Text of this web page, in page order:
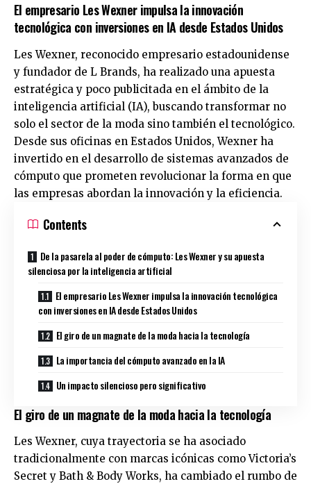
El empresario Les Wexner impulsa la innovación
tecnológica con inversiones en IA desde Estados Unidos
Les Wexner, reconocido empresario estadounidense
y fundador de L Brands, ha realizado una apuesta
estratégica y poco publicitada en el ámbito de la
inteligencia artificial (IA), buscando transformar no
solo el sector de la moda sino también el tecnológico.
Desde sus oficinas en Estados Unidos, Wexner ha
invertido en el desarrollo de sistemas avanzados de
cómputo que prometen revolucionar la forma en que
las empresas abordan la innovación y la eficiencia.
Contents
De la pasarela al poder de cómputo: Les Wexner y su apuesta
silenciosa por la inteligencia artificial
El empresario Les Wexner impulsa la innovación tecnológica
con inversiones en IA desde Estados Unidos
El giro de un magnate de la moda hacia la tecnología
La importancia del cómputo avanzado en la IA
Un impacto silencioso pero significativo
El giro de un magnate de la moda hacia la tecnología
Les Wexner, cuya trayectoria se ha asociado
tradicionalmente con marcas icónicas como Victoria’s
Secret y Bath & Body Works, ha cambiado el rumbo de